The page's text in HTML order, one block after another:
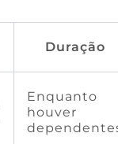
Duração
Enquanto
houver